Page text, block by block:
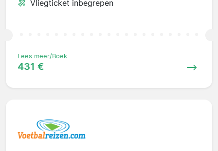
Vliegticket inbegrepen
Lees meer/Boek
431 €